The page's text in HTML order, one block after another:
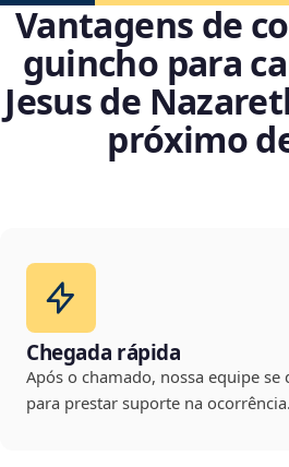
Vantagens de
guincho para
Jesus de
próximo
Chegada rápida
Após o chamado, nossa equipe
para prestar suporte na ocorrência.